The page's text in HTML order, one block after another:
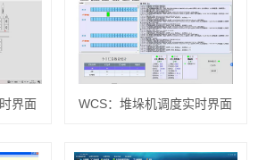
界面 WCS：堆垛机调度实时界面